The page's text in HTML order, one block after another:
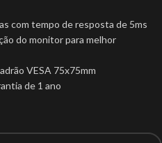
com tempo de resposta de 5ms
do monitor para melhor
VESA 75x75mm
de 1 ano